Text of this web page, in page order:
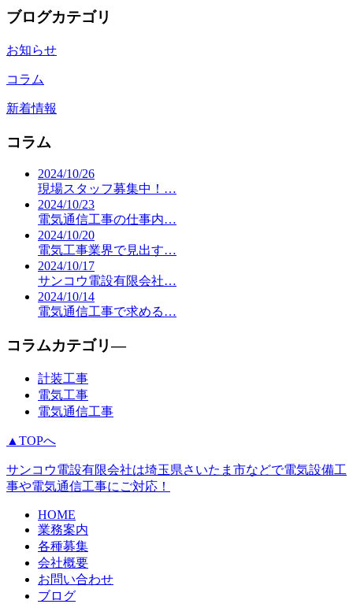
ブログカテゴリ
お知らせ
コラム
新着情報
コラム
2024/10/26
現場スタッフ募集中！…
2024/10/23
電気通信工事の仕事内…
2024/10/20
電気工事業界で見出す…
2024/10/17
サンコウ電設有限会社…
2024/10/14
電気通信工事で求める…
コラムカテゴリ―
計装工事
電気工事
電気通信工事
▲TOPへ
サンコウ電設有限会社は埼玉県さいたま市などで電気設備工
事や電気通信工事にご対応！
HOME
業務案内
各種募集
会社概要
お問い合わせ
ブログ